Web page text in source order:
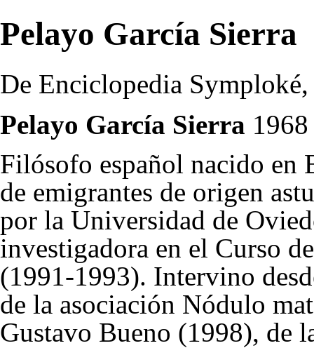
Pelayo García Sierra
De Enciclopedia
Pelayo García Sierra 1968
Filósofo español nacido en
de emigrantes de origen
por la Universidad de
investigadora en el Curso
(1991-1993). Intervino
de la asociación Nódulo
Gustavo Bueno (1998), de